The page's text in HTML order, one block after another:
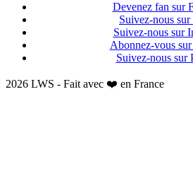
Devenez fan sur
Suivez-nous
Suivez-nous sur
Abonnez-vous
Suivez-nous sur
2026 LWS - Fait avec ❤️ en France